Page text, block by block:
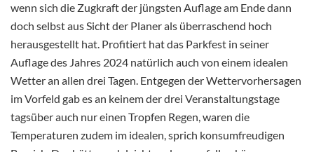
wenn sich die Zugkraft der jüngsten Auflage am Ende dann
doch selbst aus Sicht der Planer als überraschend hoch
herausgestellt hat. Profitiert hat das Parkfest in seiner
Auflage des Jahres 2024 natürlich auch von einem idealen
Wetter an allen drei Tagen. Entgegen der Wettervorhersagen
im Vorfeld gab es an keinem der drei Veranstaltungstage
tagsüber auch nur einen Tropfen Regen, waren die
Temperaturen zudem im idealen, sprich konsumfreudigen